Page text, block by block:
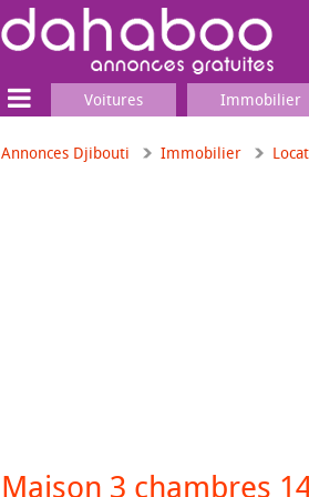
Voitures Immobilier
Annonces Djibouti Immobilier
Maison 3 chambres